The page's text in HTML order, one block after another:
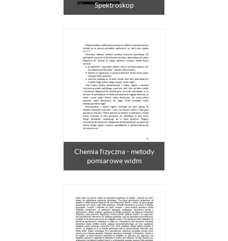
Spektroskop
Chemia fizyczna - metody
pomiarowe widm